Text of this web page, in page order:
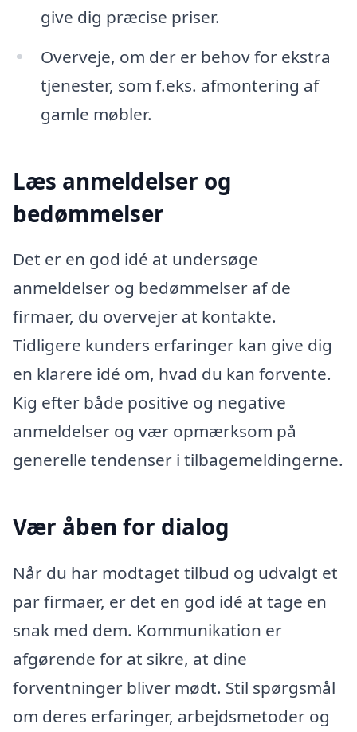
give dig præcise priser.
Overveje, om der er behov for ekstra
tjenester, som f.eks. afmontering af
gamle møbler.
Læs anmeldelser og
bedømmelser
Det er en god idé at undersøge
anmeldelser og bedømmelser af de
firmaer, du overvejer at kontakte.
Tidligere kunders erfaringer kan give dig
en klarere idé om, hvad du kan forvente.
Kig efter både positive og negative
anmeldelser og vær opmærksom på
generelle tendenser i tilbagemeldingerne.
Vær åben for dialog
Når du har modtaget tilbud og udvalgt et
par firmaer, er det en god idé at tage en
snak med dem. Kommunikation er
afgørende for at sikre, at dine
forventninger bliver mødt. Stil spørgsmål
om deres erfaringer, arbejdsmetoder og